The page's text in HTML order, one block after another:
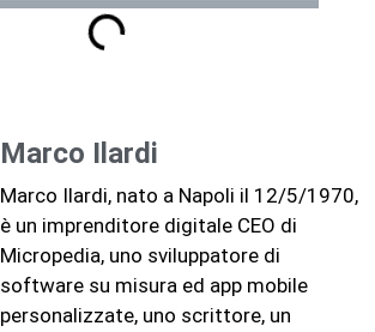
Marco Ilardi
Marco Ilardi, nato a Napoli il 12/5/1970,
è un imprenditore digitale CEO di
Micropedia, uno sviluppatore di
software su misura ed app mobile
personalizzate, uno scrittore, un